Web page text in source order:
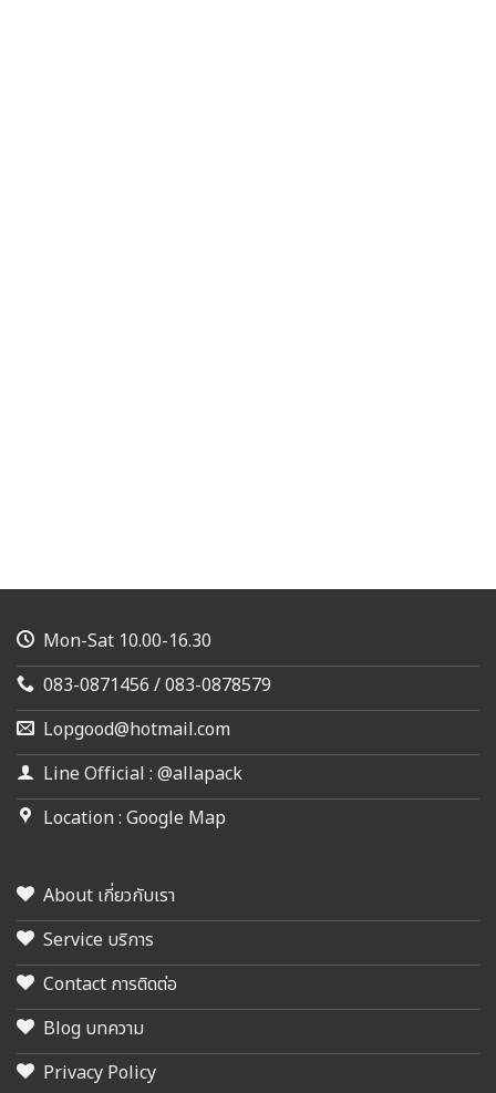
Mon-Sat 10.00-16.30
083-0871456 / 083-0878579
Lopgood@hotmail.com
Line Official : @allapack
Location : Google Map
About เกี่ยวกับเรา
Service บริการ
Contact การติดต่อ
Blog บทความ
Privacy Policy